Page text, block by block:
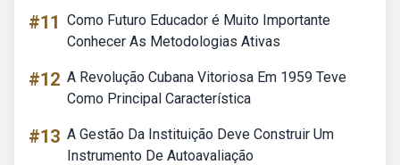
#11 Como Futuro Educador é Muito Importante
Conhecer As Metodologias Ativas
#12 A Revolução Cubana Vitoriosa Em 1959 Teve
Como Principal Característica
#13 A Gestão Da Instituição Deve Construir Um
Instrumento De Autoavaliação